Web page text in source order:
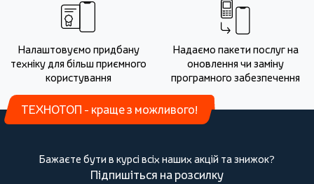
Налаштовуємо придбану
техніку для більш приємного
користування
Надаємо пакети послуг на
оновлення чи заміну
програмного забезпечення
ТЕХНОТОП - краще з можливого!
Бажаєте бути в курсі всіх наших акцій та знижок?
Підпишіться на розсилку